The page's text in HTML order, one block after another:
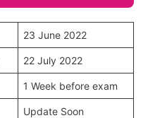
23 June 2022
22 July 2022
1 Week before exam
Update Soon